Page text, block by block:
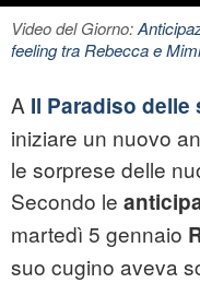
Video del Giorno:
feeling tra Rebecca e
A Il Paradiso delle
iniziare un nuovo
le sorprese delle
Secondo le
martedì 5 gennaio
suo cugino aveva